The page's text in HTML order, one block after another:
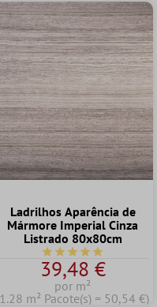
Ladrilhos Aparência de
Mármore Imperial Cinza
Listrado 80x80cm
Classificação média
39,48 €
por m²
m² Pacote(s) = 50,54 €)